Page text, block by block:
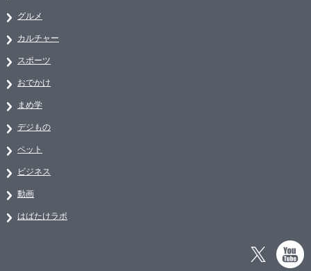
グルメ
カルチャー
スポーツ
おでかけ
まめ学
デジもの
ペット
ビジネス
動画
はばたけラボ